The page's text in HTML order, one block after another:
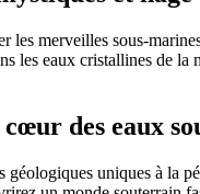
les merveilles sous-
les eaux cristallines de
cœur des eaux
uniques à la